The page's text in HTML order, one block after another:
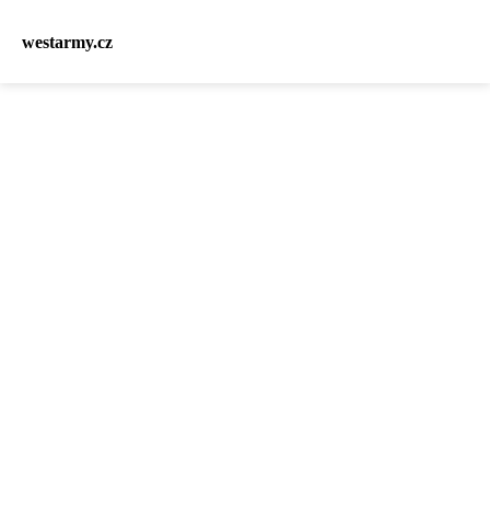
westarmy.cz